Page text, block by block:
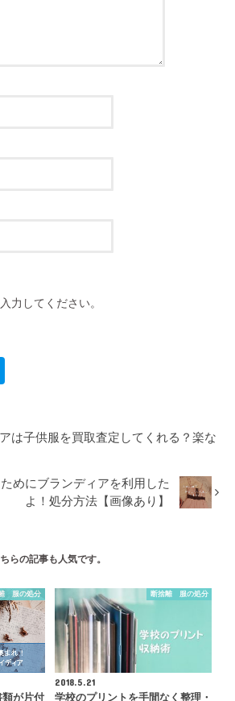
力してください。
は子供服を買取査定してくれる？楽な
めにブランディアを利用した
よ！処分方法【画像あり】
らの記事も人気です。
服の処分
類が片付
断捨離 服の処分
2018.5.21
学校のプリントを手間なく整理・